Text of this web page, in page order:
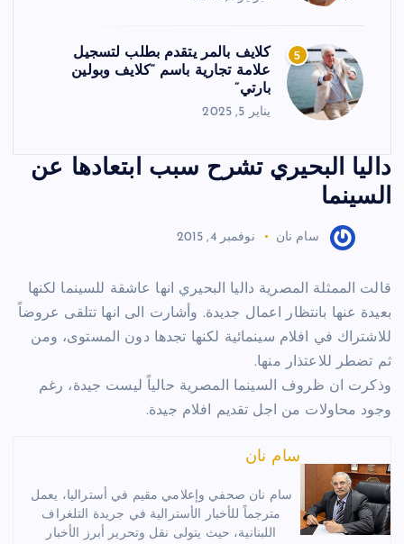
5
كلايف بالمر يتقدم بطلب لتسجيل
علامة تجارية باسم “كلايف وبولين
بارتي”
يناير 5, 2025
داليا البحيري تشرح سبب ابتعادها عن
السينما
سام نان نوفمبر 4, 2015
قالت الممثلة المصرية داليا البحيري انها عاشقة للسينما لكنها
بعيدة عنها بانتظار اعمال جديدة. وأشارت الى انها تتلقى عروضاً
للاشتراك في افلام سينمائية لكنها تجدها دون المستوى، ومن
ثم تضطر للاعتذار منها.
وذكرت ان ظروف السينما المصرية حالياً ليست جيدة، رغم
وجود محاولات من اجل تقديم افلام جيدة.
سام نان
سام نان صحفي وإعلامي مقيم في أستراليا، يعمل
مترجماً للأخبار الأسترالية في جريدة التلغراف
اللبنانية، حيث يتولى نقل وتحرير أبرز الأخبار